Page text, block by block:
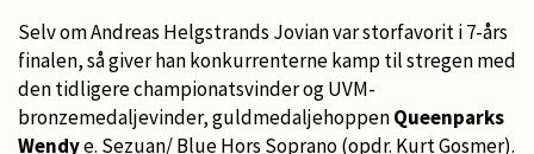
Selv om Andreas Helgstrands Jovian var storfavorit i 7-års
finalen, så giver han konkurrenterne kamp til stregen med
den tidligere championatsvinder og UVM-
bronzemedaljevinder, guldmedaljehoppenQueenparks
Wendye. Sezuan/ Blue Hors Soprano (opdr. Kurt Gosmer).